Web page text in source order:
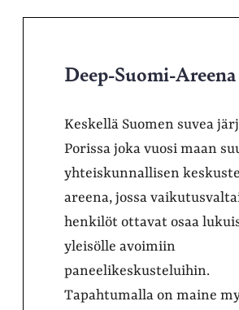
Deep-Suomi-Areena
Keskellä Suomen suvea
Porissa joka vuosi maan
yhteiskunnallisen
areena, jossa
henkilöt ottavat osaa
yleisölle avoimiin
paneelikeskusteluihin.
Tapahtumalla on maine